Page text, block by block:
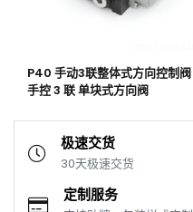
P40 手动3联整体式方向控制阀
手控 3 联 单块式方向阀
极速交货
30天极速交货
定制服务